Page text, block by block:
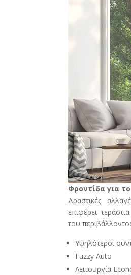
Φροντίδα για
Δραστικές
επιφέρει
του
Υψηλότεροι
Fuzzy Auto
Λειτουργία